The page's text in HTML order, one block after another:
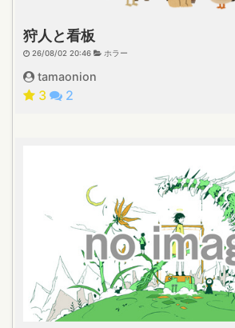
狩人と看板
26/08/02 20:46 ホラー
tamaonion
3 2